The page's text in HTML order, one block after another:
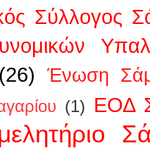
Σύλλογος
(26) Ένωση
(1) ΕΟΔ